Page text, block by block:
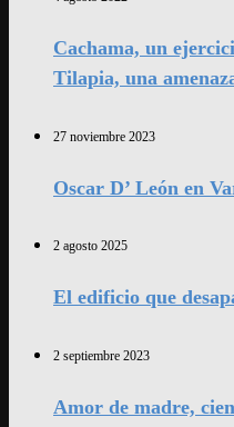
Cachama, un
Tilapia, una
27 noviembre 2023
Oscar D’ León en
2 agosto 2025
El edificio que
2 septiembre 2023
Amor de madre,